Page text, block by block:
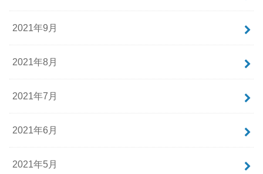
2021年9月
2021年8月
2021年7月
2021年6月
2021年5月